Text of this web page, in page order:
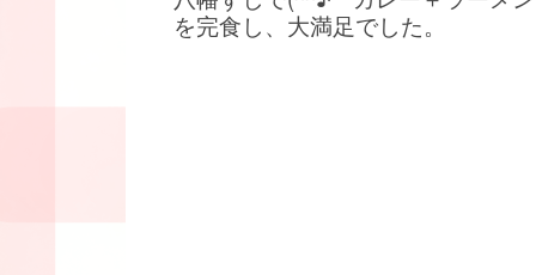
を完食し、大満足でした。